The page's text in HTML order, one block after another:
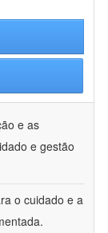
e as
e gestão
o cuidado e a